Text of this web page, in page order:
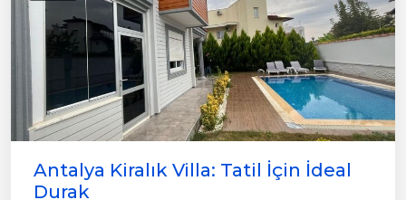
Antalya Kiralık Villa: Tatil İçin İdeal
Durak